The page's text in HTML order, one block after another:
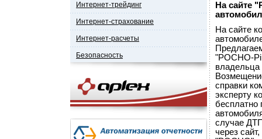
Интернет-трейдинг
Интернет-страхование
Интернет-расчеты
Безопасность
На сайте
На сайте
"РОСНО-
владельца
справки
эксперту
бесплатно
случае
через